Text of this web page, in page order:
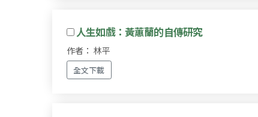
人生如戲：黃蕙蘭的自傳研究
作者： 林平
全文下載